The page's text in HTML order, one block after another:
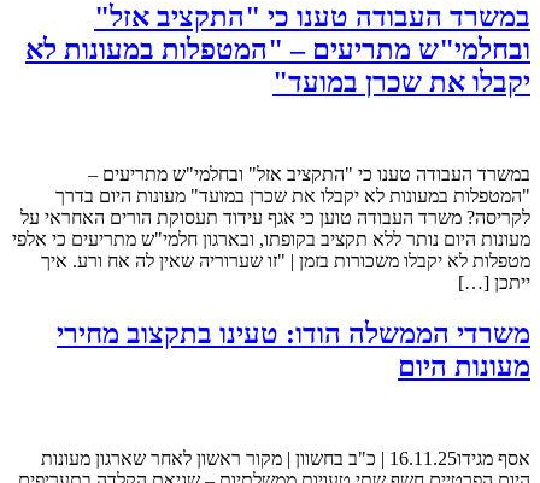
במשרד העבודה טענו כי "התקציב אזל"
ובחלמי"ש מתריעים – "המטפלות במעונות לא
יקבלו את שכרן במועד"
במשרד העבודה טענו כי "התקציב אזל" ובחלמי"ש מתריעים –
"המטפלות במעונות לא יקבלו את שכרן במועד" מעונות היום בדרך
לקריסה? משרד העבודה טוען כי אגף עידוד תעסוקת הורים האחראי על
מעונות היום נותר ללא תקציב בקופתו, ובארגון חלמי"ש מתריעים כי אלפי
מטפלות לא יקבלו משכורות בזמן | "זו שערוריה שאין לה אח ורע. איך
ייתכן […]
משרדי הממשלה הודו: טעינו בתקצוב מחירי
מעונות היום
אסף מגידו16.11.25 | כ"ב בחשוון | מקור ראשון לאחר שארגון מעונות